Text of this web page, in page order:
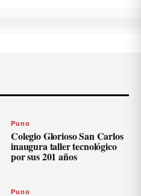
Puno
Colegio Glorioso San Carlos
inaugura taller tecnológico
por sus 201 años
Puno